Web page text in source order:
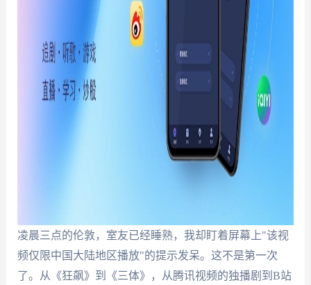
凌晨三点的伦敦，室友已经睡熟，我却盯着屏幕上"该视
频仅限中国大陆地区播放"的提示发呆。这不是第一次
了。从《狂飙》到《三体》，从腾讯视频的独播剧到B站